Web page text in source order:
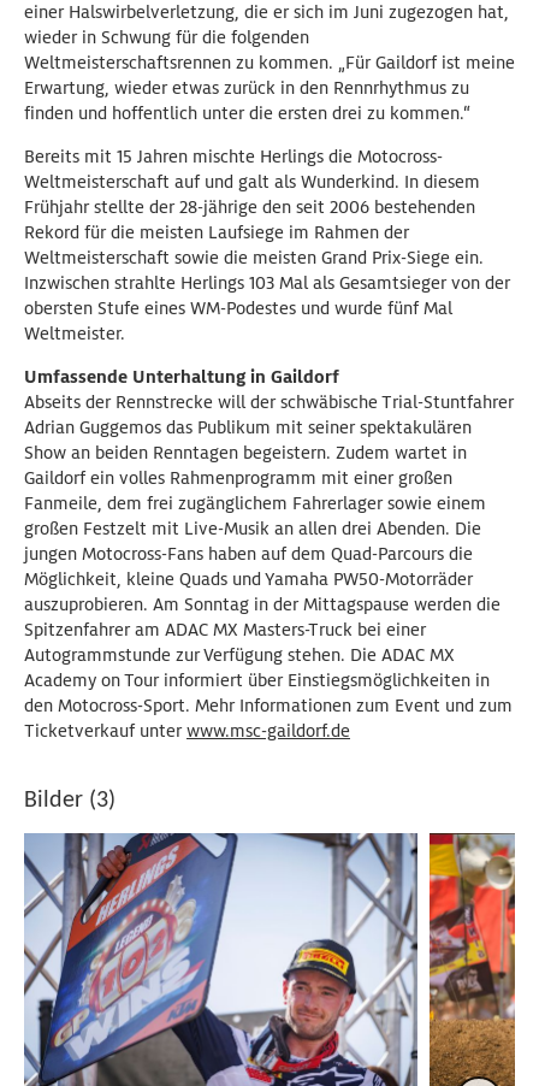
einer Halswirbelverletzung, die er sich im Juni zugezogen hat,
wieder in Schwung für die folgenden
Weltmeisterschaftsrennen zu kommen. „Für Gaildorf ist meine
Erwartung, wieder etwas zurück in den Rennrhythmus zu
finden und hoffentlich unter die ersten drei zu kommen.“
Bereits mit 15 Jahren mischte Herlings die Motocross-
Weltmeisterschaft auf und galt als Wunderkind. In diesem
Frühjahr stellte der 28-jährige den seit 2006 bestehenden
Rekord für die meisten Laufsiege im Rahmen der
Weltmeisterschaft sowie die meisten Grand Prix-Siege ein.
Inzwischen strahlte Herlings 103 Mal als Gesamtsieger von der
obersten Stufe eines WM-Podestes und wurde fünf Mal
Weltmeister.
Umfassende Unterhaltung in Gaildorf
Abseits der Rennstrecke will der schwäbische Trial-Stuntfahrer
Adrian Guggemos das Publikum mit seiner spektakulären
Show an beiden Renntagen begeistern. Zudem wartet in
Gaildorf ein volles Rahmenprogramm mit einer großen
Fanmeile, dem frei zugänglichem Fahrerlager sowie einem
großen Festzelt mit Live-Musik an allen drei Abenden. Die
jungen Motocross-Fans haben auf dem Quad-Parcours die
Möglichkeit, kleine Quads und Yamaha PW50-Motorräder
auszuprobieren. Am Sonntag in der Mittagspause werden die
Spitzenfahrer am ADAC MX Masters-Truck bei einer
Autogrammstunde zur Verfügung stehen. Die ADAC MX
Academy on Tour informiert über Einstiegsmöglichkeiten in
den Motocross-Sport. Mehr Informationen zum Event und zum
Ticketverkauf unterwww.msc-gaildorf.de
Bilder (3)